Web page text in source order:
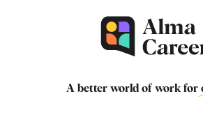
A better world of work for